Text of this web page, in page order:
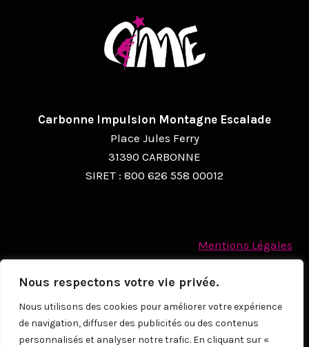
Nous respectons votre vie privée.
Nous utilisons des cookies pour améliorer votre expérience
de navigation, diffuser des publicités ou des contenus
personnalisés et analyser notre trafic. En cliquant sur «
N
E
M
E
Carbonne Impulsion Montagne Escalade
Place Jules Ferry
31390 CARBONNE
SIRET : 800 626 558 00012
Mentions Légales
Politique des cookies
Protection des Données à caractère personnel
© 2026